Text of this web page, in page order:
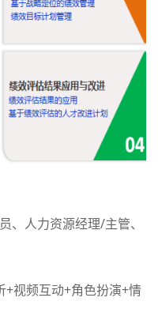
、人力资源经理/主管、
+视频互动+角色扮演+情